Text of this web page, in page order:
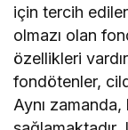
için tercih
olmazı olan
özellikleri
fondötenler,
Aynı